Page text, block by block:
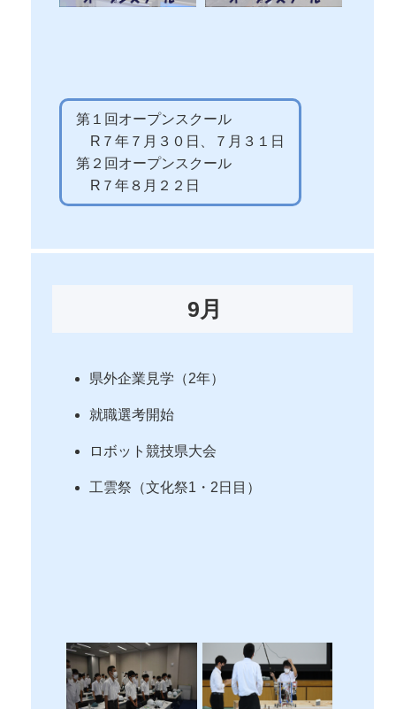
第１回オープンスクール
R７年７月３０日、７月３１日
第２回オープンスクール
R７年８月２２日
9月
県外企業見学（2年）
就職選考開始
ロボット競技県大会
工雲祭（文化祭1・2日目）